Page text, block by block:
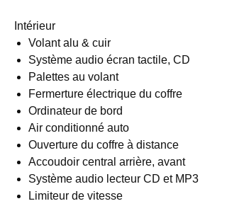
Intérieur
Volant alu & cuir
Système audio écran tactile, CD
Palettes au volant
Fermerture électrique du coffre
Ordinateur de bord
Air conditionné auto
Ouverture du coffre à distance
Accoudoir central arrière, avant
Système audio lecteur CD et MP3
Limiteur de vitesse